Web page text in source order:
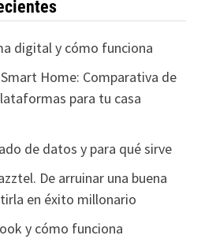
digital y cómo funciona
Home: Comparativa de
para tu casa
de datos y para qué sirve
De arruinar una buena
en éxito millonario
y cómo funciona